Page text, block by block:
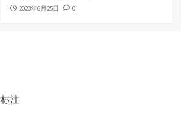
2023年6月25日 0
标注